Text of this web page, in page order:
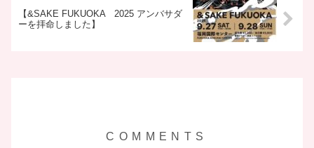
【&SAKE FUKUOKA 2025 アンバサダ
ーを拝命しました】